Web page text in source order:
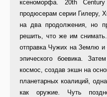
ксеноморфа. 20th
продюсерам серии Гилеру,
на два продолжения, но
решить, что же им
отправка Чужих на Землю и
эпического боевика.
космос, создав экшн на
планетарных коалиций,
как оружие. Чуть